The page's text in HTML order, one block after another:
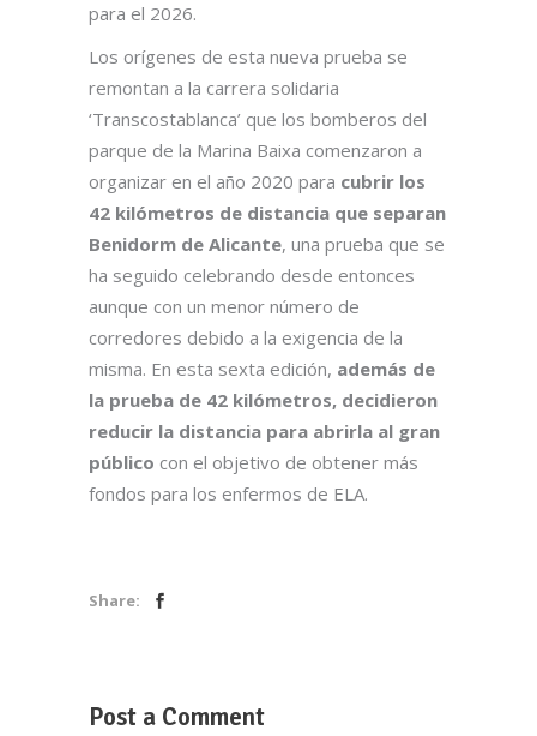
para el 2026.
Los orígenes de esta nueva prueba se
remontan a la carrera solidaria
‘Transcostablanca’ que los bomberos del
parque de la Marina Baixa comenzaron a
organizar en el año 2020 para cubrir los
42 kilómetros de distancia que separan
Benidorm de Alicante, una prueba que se
ha seguido celebrando desde entonces
aunque con un menor número de
corredores debido a la exigencia de la
misma. En esta sexta edición, además de
la prueba de 42 kilómetros, decidieron
reducir la distancia para abrirla al gran
público con el objetivo de obtener más
fondos para los enfermos de ELA.
Share:
Post a Comment